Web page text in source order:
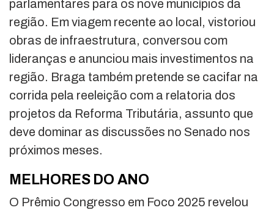
parlamentares para os nove municípios da
região. Em viagem recente ao local, vistoriou
obras de infraestrutura, conversou com
lideranças e anunciou mais investimentos na
região. Braga também pretende se cacifar na
corrida pela reeleição com a relatoria dos
projetos da Reforma Tributária, assunto que
deve dominar as discussões no Senado nos
próximos meses.
MELHORES DO ANO
O Prêmio Congresso em Foco 2025 revelou